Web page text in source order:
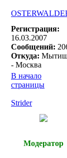
Регистрация:
16.03.2007
Сообщений:
Откуда:
- Москва
В начало
страницы
Strider
Модератор